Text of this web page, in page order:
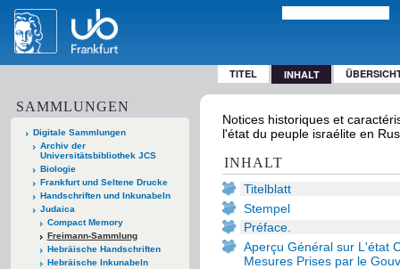
TITEL INHALT
SAMMLUNGEN
Digitale Sammlungen
Archiv der
Universitätsbibliothek JCS
Biologie
Frankfurt und Seltene Drucke
Handschriften und Inkunabeln
Judaica
Compact Memory
Freimann-Sammlung
Hebräische Handschriften
Hebräische Inkunabeln
Notices historiques et
l'état du peuple israélite en
INHALT
Titelblatt
Stempel
Préface.
Aperçu Général sur L'état
Mesures Prises par le